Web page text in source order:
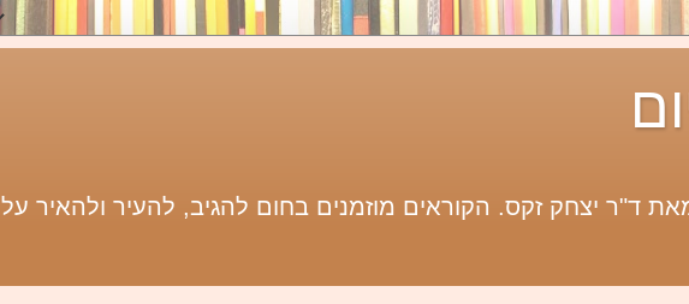
ד"ר יצחק זקס. הקוראים מוזמנים בחום להגיב, להעיר ולהאיר על